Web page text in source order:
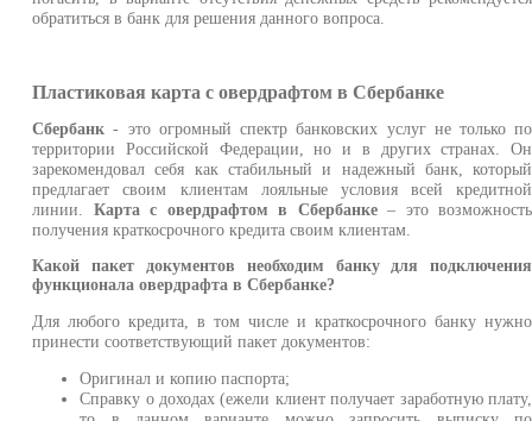
обратиться в банк для решения данного вопроса.
Пластиковая карта с овердрафтом в Сбербанке
Сбербанк - это огромный спектр банковских услуг не только по
территории Российской Федерации, но и в других странах. Он
зарекомендовал себя как стабильный и надежный банк, который
предлагает своим клиентам лояльные условия всей кредитной
линии. Карта с овердрафтом в Сбербанке– это возможность
получения краткосрочного кредита своим клиентам.
Какой пакет документов необходим банку для подключения
функционала овердрафта в Сбербанке?
Для любого кредита, в том числе и краткосрочного банку нужно
принести соответствующий пакет документов:
Оригинал и копию паспорта;
Справку о доходах (ежели клиент получает заработную плату,